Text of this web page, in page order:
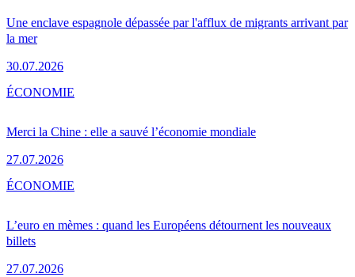
Une enclave espagnole dépassée par l'afflux de migrants arrivant par
la mer
30.07.2026
Merci la Chine : elle a sauvé l’économie mondiale
27.07.2026
ÉCONOMIE
L’euro en mèmes : quand les Européens détournent les nouveaux
billets
27.07.2026
ÉCONOMIE